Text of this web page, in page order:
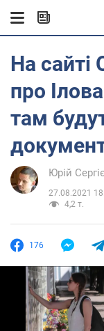
На сайті
про
там
Юрій
27.08.2021
4,2 т.
176